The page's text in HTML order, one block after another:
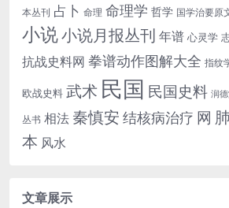
本丛刊 占卜 命理 命理学 哲学 国学治要原
小说小说月报丛刊 年谱 心灵学
抗战史料网 拳谱动作图解大全 指纹
欧战史料 武术 民国 民国史料 润
丛书 相法 秦慎安 结核病治疗 网
本 风水
文章展示